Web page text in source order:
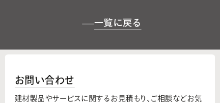
一覧に戻る
お問い合わせ
建材製品やサービスに関するお見積もり、 ご相談などお気